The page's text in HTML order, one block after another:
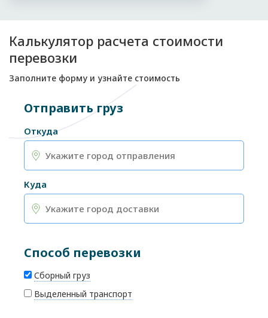
Калькулятор расчета стоимости
перевозки
Заполните форму и узнайте стоимость
Отправить груз
Откуда
Куда
Способ перевозки
Сборный груз
Выделенный транспорт